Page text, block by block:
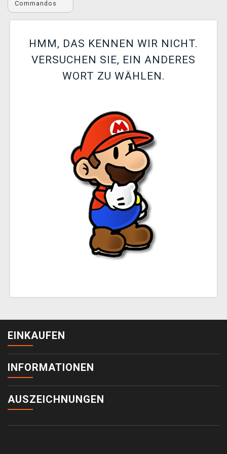
XZONE CLUB
Commandos
HMM, DAS KENNEN WIR NICHT.
VERSUCHEN SIE, EIN ANDERES
WORT ZU WÄHLEN.
EINKAUFEN
INFORMATIONEN
AUSZEICHNUNGEN